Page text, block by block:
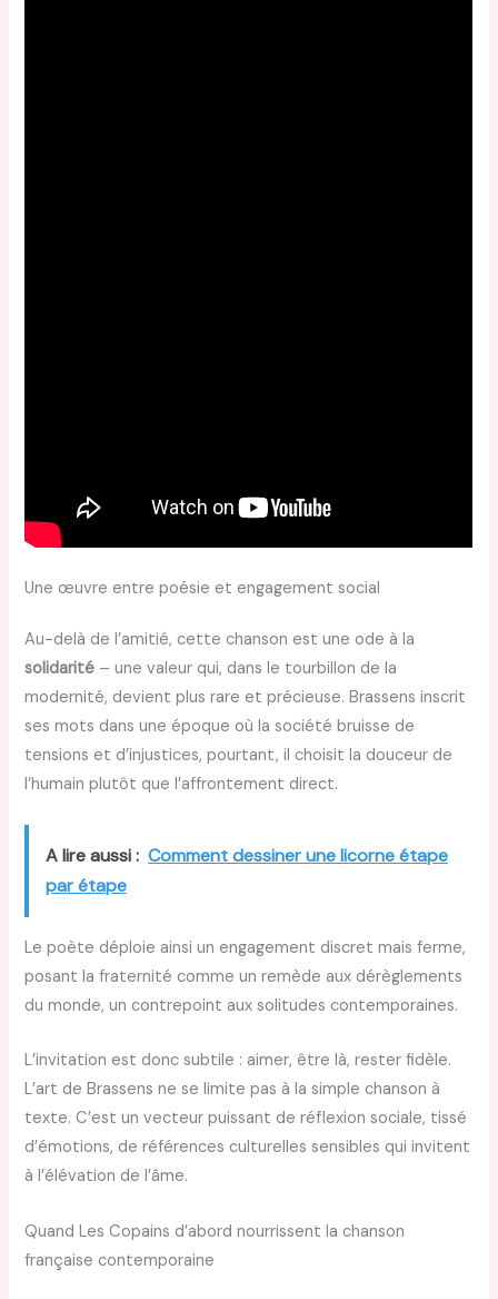
Une œuvre entre poésie et engagement social
Au-delà de l’amitié, cette chanson est une ode à la
solidarité – une valeur qui, dans le tourbillon de la
modernité, devient plus rare et précieuse. Brassens inscrit
ses mots dans une époque où la société bruisse de
tensions et d’injustices, pourtant, il choisit la douceur de
l’humain plutôt que l’affrontement direct.
A lire aussi : Comment dessiner une licorne étape
par étape
Le poète déploie ainsi un engagement discret mais ferme,
posant la fraternité comme un remède aux dérèglements
du monde, un contrepoint aux solitudes contemporaines.
L’invitation est donc subtile : aimer, être là, rester fidèle.
L’art de Brassens ne se limite pas à la simple chanson à
texte. C’est un vecteur puissant de réflexion sociale, tissé
d’émotions, de références culturelles sensibles qui invitent
à l’élévation de l’âme.
Quand Les Copains d’abord nourrissent la chanson
française contemporaine